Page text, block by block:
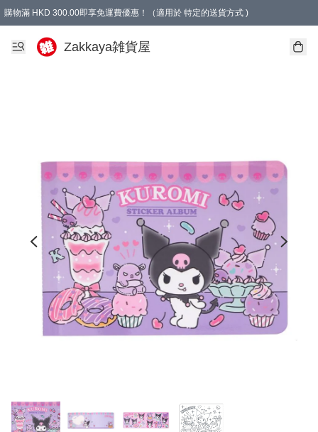
購物滿 HKD 300.00即享免運費優惠！（適用於 特定的送貨方式 )
Zakkaya雑貨屋